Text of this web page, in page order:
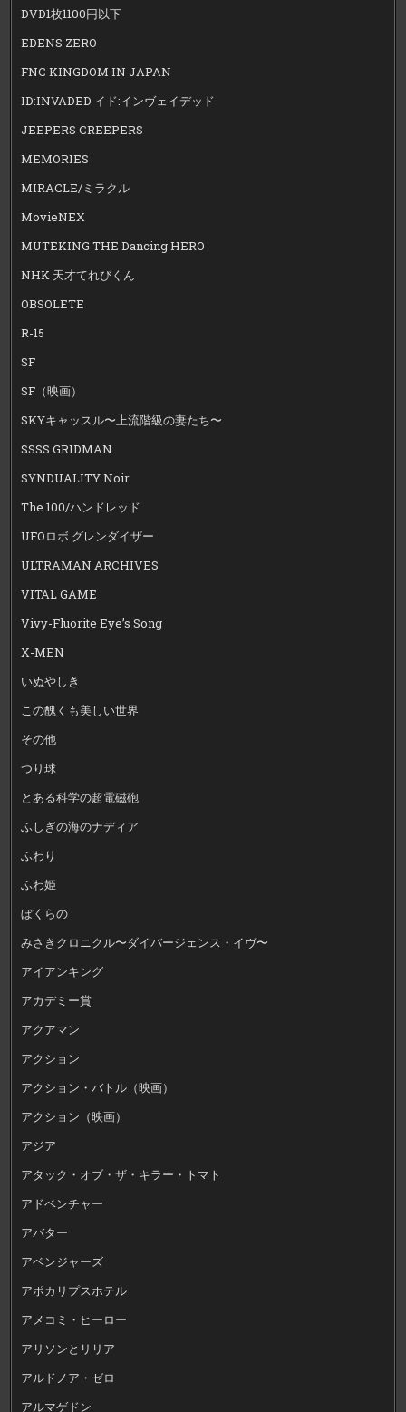
DVD1枚1100円以下
EDENS ZERO
FNC KINGDOM IN JAPAN
ID:INVADED イド:インヴェイデッド
JEEPERS CREEPERS
MEMORIES
MIRACLE/ミラクル
MovieNEX
MUTEKING THE Dancing HERO
NHK 天才てれびくん
OBSOLETE
R-15
SF
SF（映画）
SKYキャッスル〜上流階級の妻たち〜
SSSS.GRIDMAN
SYNDUALITY Noir
The 100/ハンドレッド
UFOロボ グレンダイザー
ULTRAMAN ARCHIVES
VITAL GAME
Vivy-Fluorite Eye’s Song
X-MEN
いぬやしき
この醜くも美しい世界
その他
つり球
とある科学の超電磁砲
ふしぎの海のナディア
ふわり
ふわ姫
ぼくらの
みさきクロニクル〜ダイバージェンス・イヴ〜
アイアンキング
アカデミー賞
アクアマン
アクション
アクション・バトル（映画）
アクション（映画）
アジア
アタック・オブ・ザ・キラー・トマト
アドベンチャー
アバター
アベンジャーズ
アポカリプスホテル
アメコミ・ヒーロー
アリソンとリリア
アルドノア・ゼロ
アルマゲドン